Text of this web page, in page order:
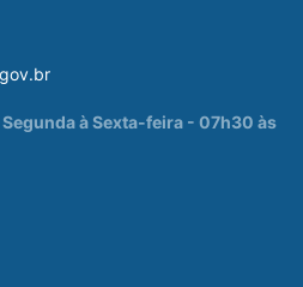
à Sexta-feira - 07h30 às